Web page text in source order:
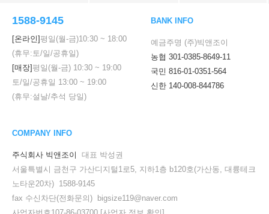
1588-9145
[온라인]평일(월-금)10:30 ~ 18:00
(휴무:토/일/공휴일)
[매장]평일(월-금) 10:30 ~ 19:00
토/일/공휴일 13:00 ~ 19:00
(휴무:설날/추석 당일)
BANK INFO
예금주명 (주)빅앤조이
농협 301-0385-8649-11
국민 816-01-0351-564
신한 140-008-844786
COMPANY INFO
주식회사 빅앤조이
대표 박성권
서울특별시 금천구 가산디지털1로5, 지하1층 b120호(가산동, 대륭테크
노타운20차) 1588-9145
fax 수신차단(전화문의) bigsize119@naver.com